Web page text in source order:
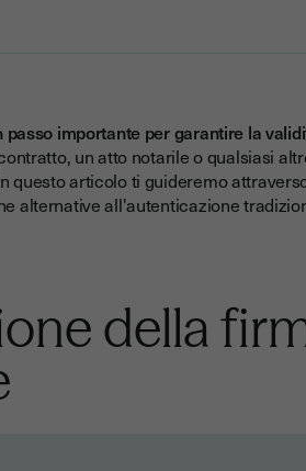
passo importante per garantire la
un atto notarile o qualsiasi
questo articolo ti guideremo
alternative all'autenticazione
della